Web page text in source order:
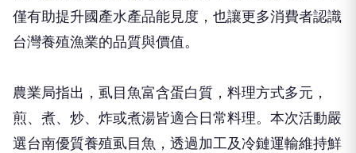
僅有助提升國產水產品能見度，也讓更多消費者認識
台灣養殖漁業的品質與價值。
農業局指出，虱目魚富含蛋白質，料理方式多元，
煎、煮、炒、炸或煮湯皆適合日常料理。本次活動嚴
選台南優質養殖虱目魚，透過加工及冷鏈運輸維持鮮